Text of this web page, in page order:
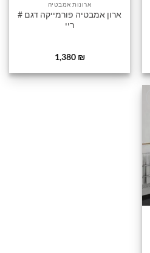
ארונות אמבטיה
ארון אמבטיה פורמייקה דגם #
ריי
1,380 ₪